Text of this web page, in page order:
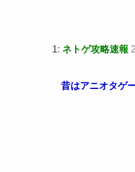
1: ネトゲ攻略速報
昔はアニオタゲ